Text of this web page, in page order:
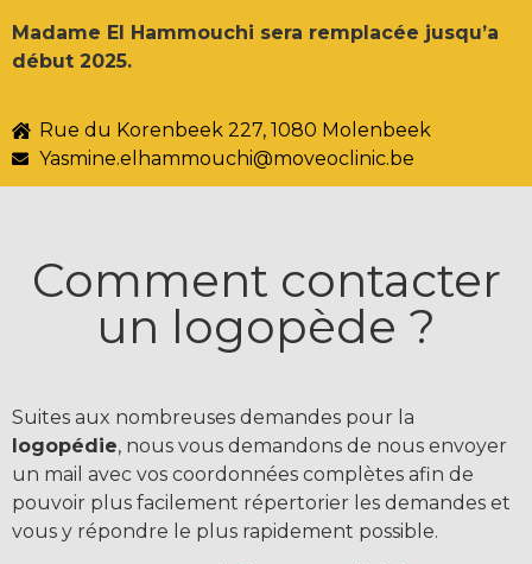
Madame El Hammouchi sera remplacée jusqu’a
début 2025.
Rue du Korenbeek 227, 1080 Molenbeek
Yasmine.elhammouchi@moveoclinic.be
Comment contacter
un logopède ?
Suites aux nombreuses demandes pour la
logopédie, nous vous demandons de nous envoyer
un mail avec vos coordonnées complètes afin de
pouvoir plus facilement répertorier les demandes et
vous y répondre le plus rapidement possible.